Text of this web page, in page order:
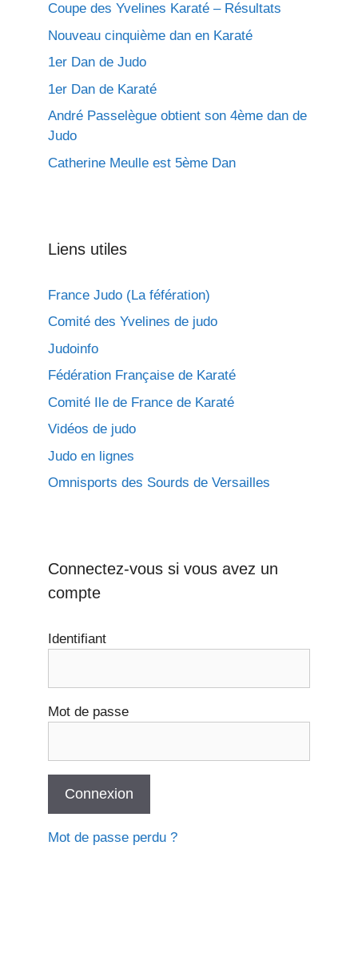
Coupe des Yvelines Karaté – Résultats
Nouveau cinquième dan en Karaté
1er Dan de Judo
1er Dan de Karaté
André Passelègue obtient son 4ème dan de
Judo
Catherine Meulle est 5ème Dan
Liens utiles
France Judo (La féfération)
Comité des Yvelines de judo
Judoinfo
Fédération Française de Karaté
Comité Ile de France de Karaté
Vidéos de judo
Judo en lignes
Omnisports des Sourds de Versailles
Connectez-vous si vous avez un
compte
Identifiant
Mot de passe
Mot de passe perdu ?